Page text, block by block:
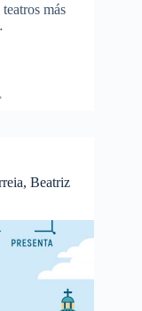
más
Beatriz